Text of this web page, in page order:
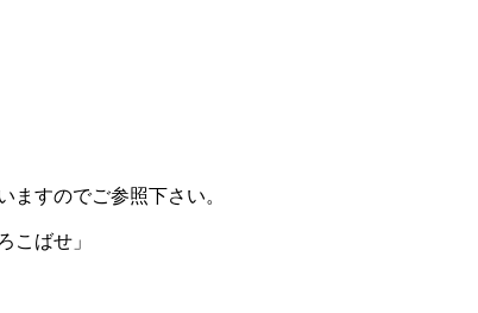
すのでご参照下さい。
ばせ」